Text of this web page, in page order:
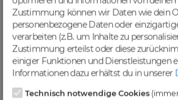
ansprechen. Nutze
gezielten Traffic
Sichtbarkeit in
steigern.
Profitiere von
vielfältigen
Domains
Zustimmung können wir Daten wie dein
personenbezogene Daten oder
verarbeiten (z.B. um Inhalte zu
Zustimmung erteilst oder diese
einiger Funktionen und Dienstleistungen
Informationen dazu erhältst du in unserer
Technisch notwendige Cookies